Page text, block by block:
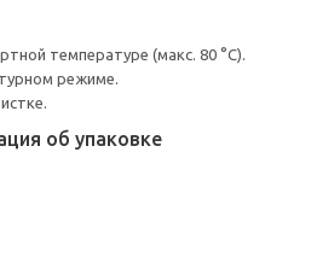
температуре (макс. 80 °C).
режиме.
об упаковке